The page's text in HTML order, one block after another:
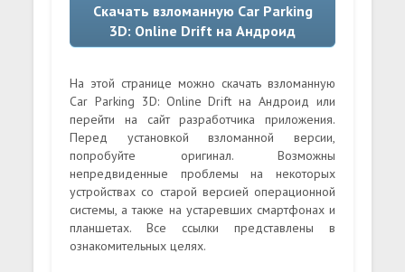
Скачать взломанную Car Parking
3D: Online Drift на Андроид
На этой странице можно скачать взломанную
Car Parking 3D: Online Drift на Андроид или
перейти на сайт разработчика приложения.
Перед установкой взломанной версии,
попробуйте оригинал. Возможны
непредвиденные проблемы на некоторых
устройствах со старой версией операционной
системы, а также на устаревших смартфонах и
планшетах. Все ссылки представлены в
ознакомительных целях.